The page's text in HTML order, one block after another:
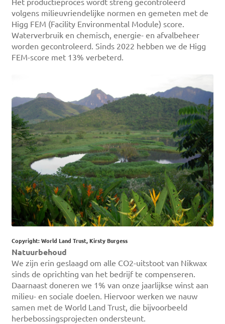
Het productieproces wordt streng gecontroleerd
volgens milieuvriendelijke normen en gemeten met de
Higg FEM (Facility Environmental Module) score.
Waterverbruik en chemisch, energie- en afvalbeheer
worden gecontroleerd. Sinds 2022 hebben we de Higg
FEM-score met 13% verbeterd.
Copyright: World Land Trust, Kirsty Burgess
Natuurbehoud
We zijn erin geslaagd om alle CO2-uitstoot van Nikwax
sinds de oprichting van het bedrijf te compenseren.
Daarnaast doneren we 1% van onze jaarlijkse winst aan
milieu- en sociale doelen. Hiervoor werken we nauw
samen met de World Land Trust, die bijvoorbeeld
herbebossingsprojecten ondersteunt.